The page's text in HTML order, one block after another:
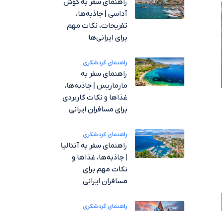
راهنمای سفر به کوش
آداسی | جاذبه‌ها،
تفریحات، نکات مهم
برای ایرانی‌ها
راهنمای گردشگری
راهنمای سفر به
مارماریس | جاذبه‌ها،
غذاها و نکات کاربردی
برای مسافران ایرانی
راهنمای گردشگری
راهنمای سفر به آنتالیا
| جاذبه‌ها، غذاها و
نکات مهم برای
مسافران ایرانی
راهنمای گردشگری